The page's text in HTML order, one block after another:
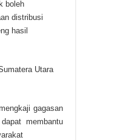
boleh
distribusi
hasil
Utara
gagasan
membantu